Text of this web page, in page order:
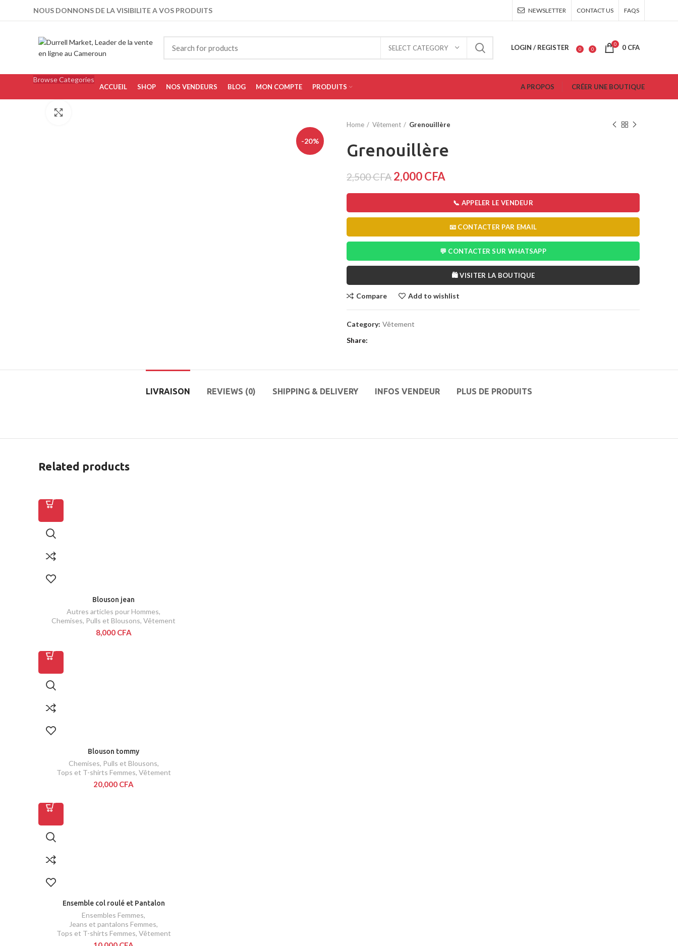
NOUS DONNONS DE LA VISIBILITE A VOS PRODUITS NEWSLETTER CONTACT US FAQS
SELECT CATEGORY LOGIN / REGISTER 0 0
0 0 CFA
Browse Categories
ACCUEIL SHOP NOS VENDEURS BLOG MON COMPTE PRODUITS A PROPOS CRÉER UNE BOUTIQUE
-20%
Home
Vêtement Grenouillère
Grenouillère
2,500CFA 2,000CFA
📞 APPELER LE VENDEUR
📧 CONTACTER PAR EMAIL
💬 CONTACTER SUR WHATSAPP
🛍️ VISITER LA BOUTIQUE
Compare Add to wishlist
Category: Vêtement
Share
LIVRAISON REVIEWS (0) SHIPPING & DELIVERY INFOS VENDEUR PLUS DE PRODUITS
Related products
Blouson jean
Autres articles pour Hommes,
Chemises, Pulls et Blousons, Vêtement
8,000 CFA
Blouson tommy
Chemises, Pulls et Blousons,
Tops et T-shirts Femmes, Vêtement
20,000 CFA
Ensemble col roulé et Pantalon
Ensembles Femmes,
Jeans et pantalons Femmes,
Tops et T-shirts Femmes, Vêtement